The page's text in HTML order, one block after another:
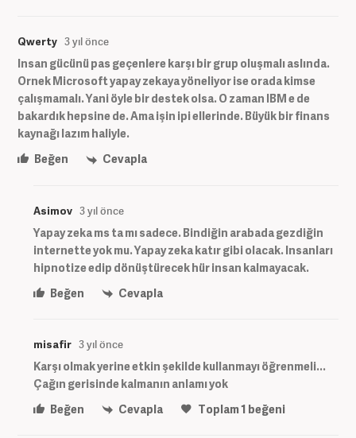
Qwerty 3 yıl önce
Insan gücünü pas geçenlere karşı bir grup oluşmalı aslında.
Ornek Microsoft yapay zekaya yöneliyor ise orada kimse
çalışmamalı. Yani öyle bir destek olsa. O zaman IBM e de
bakardık hepsine de. Ama işin ipi ellerinde. Büyük bir finans
kaynağı lazım haliyle.
Beğen
Cevapla
Asimov 3 yıl önce
Yapay zeka ms ta mı sadece. Bindiğin arabada gezdiğin
internette yok mu. Yapay zeka katır gibi olacak. Insanları
hipnotize edip dönüştürecek hür insan kalmayacak.
Beğen
Cevapla
misafir 3 yıl önce
Karşı olmak yerine etkin şekilde kullanmayı öğrenmeli...
Çağın gerisinde kalmanın anlamı yok
Beğen
Cevapla Toplam1 beğeni